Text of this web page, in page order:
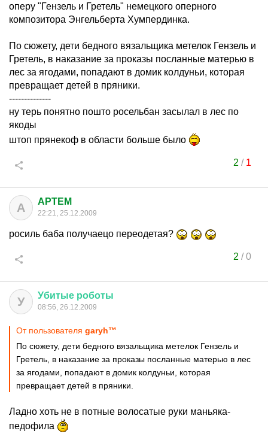
оперу "Гензель и Гретель" немецкого оперного
композитора Энгельберта Хумпердинка.
По сюжету, дети бедного вязальщика метелок Гензель и
Гретель, в наказание за проказы посланные матерью в
лес за ягодами, попадают в домик колдуньи, которая
превращает детей в пряники.
--------------
ну терь понятно пошто росельбан засылал в лес по
якоды
штоп прянекоф в области больше было
2 / 1
A APTEM
22:21, 25.12.2009
росиль баба получаецо переодетая?
2 /0
У Убитые роботы
08:56, 26.12.2009
От пользователя garyh™
По сюжету, дети бедного вязальщика метелок Гензель и
Гретель, в наказание за проказы посланные матерью в лес
за ягодами, попадают в домик колдуньи, которая
превращает детей в пряники.
Ладно хоть не в потные волосатые руки маньяка-
педофила